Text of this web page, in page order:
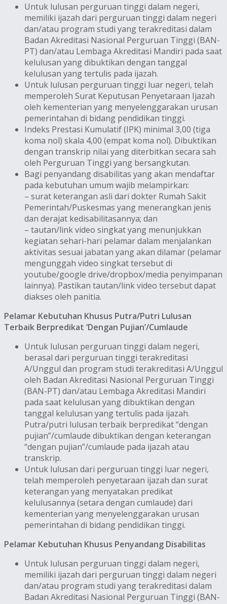
Untuk lulusan perguruan tinggi dalam negeri,
memiliki ijazah dari perguruan tinggi dalam negeri
dan/atau program studi yang terakreditasi dalam
Badan Akreditasi Nasional Perguruan Tinggi (BAN-
PT) dan/atau Lembaga Akreditasi Mandiri pada saat
kelulusan yang dibuktikan dengan tanggal
kelulusan yang tertulis pada ijazah.
Untuk lulusan perguruan tinggi luar negeri, telah
memperoleh Surat Keputusan Penyetaraan Ijazah
oleh kementerian yang menyelenggarakan urusan
pemerintahan di bidang pendidikan tinggi.
Indeks Prestasi Kumulatif (IPK) minimal 3,00 (tiga
koma nol) skala 4,00 (empat koma nol). Dibuktikan
dengan transkrip nilai yang diterbitkan secara sah
oleh Perguruan Tinggi yang bersangkutan.
Bagi penyandang disabilitas yang akan mendaftar
pada kebutuhan umum wajib melampirkan:
– surat keterangan asli dari dokter Rumah Sakit
Pemerintah/Puskesmas yang menerangkan jenis
dan derajat kedisabilitasannya; dan
– tautan/link video singkat yang menunjukkan
kegiatan sehari-hari pelamar dalam menjalankan
aktivitas sesuai jabatan yang akan dilamar (pelamar
mengunggah video singkat tersebut di
youtube/google drive/dropbox/media penyimpanan
lainnya). Pastikan tautan/link video tersebut dapat
diakses oleh panitia.
Pelamar Kebutuhan Khusus Putra/Putri Lulusan
Terbaik Berpredikat ‘Dengan Pujian’/Cumlaude
Untuk lulusan perguruan tinggi dalam negeri,
berasal dari perguruan tinggi terakreditasi
A/Unggul dan program studi terakreditasi A/Unggul
oleh Badan Akreditasi Nasional Perguruan Tinggi
(BAN-PT) dan/atau Lembaga Akreditasi Mandiri
pada saat kelulusan yang dibuktikan dengan
tanggal kelulusan yang tertulis pada ijazah.
Putra/putri lulusan terbaik berpredikat “dengan
pujian”/cumlaude dibuktikan dengan keterangan
“dengan pujian”/cumlaude pada ijazah atau
transkrip.
Untuk lulusan dari perguruan tinggi luar negeri,
telah memperoleh penyetaraan ijazah dan surat
keterangan yang menyatakan predikat
kelulusannya (setara dengan cumlaude) dari
kementerian yang menyelenggarakan urusan
pemerintahan di bidang pendidikan tinggi.
Pelamar Kebutuhan Khusus Penyandang Disabilitas
Untuk lulusan perguruan tinggi dalam negeri,
memiliki ijazah dari perguruan tinggi dalam negeri
dan/atau program studi yang terakreditasi dalam
Badan Akreditasi Nasional Perguruan Tinggi (BAN-